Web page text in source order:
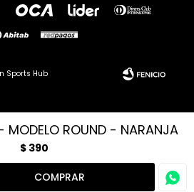
MODELO ROUND - NARANJA
$ 390
COMPRAR
Sports Hub